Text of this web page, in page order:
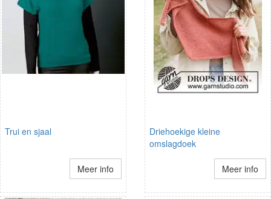
Trui en sjaal
Meer info
Driehoekige kleine
omslagdoek
Meer info